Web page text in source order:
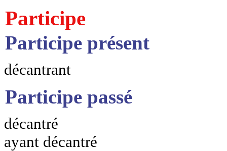
Participe
Participe présent
décantrant
Participe passé
décantré
ayant décantré